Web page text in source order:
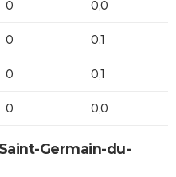
0 0,0
0 0,1
0 0,1
0 0,0
Germain-du-